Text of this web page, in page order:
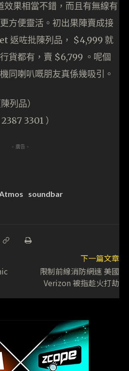
效果相當不錯，而且有無線有
方便靈活。初出果陣賣成接
返咗批陳列品， $4,999 就
貨都有，賣 $6,799 。呢個
同喇叭嘅朋友真係幾吸引。
列品）
3301 ）
- 廣告 -
soundbar
下一篇文章
限制前線消防網速 美國
Verizon 被指趁火打劫